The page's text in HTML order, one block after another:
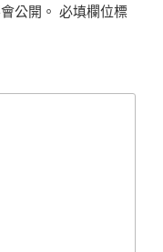
公開。 必填欄位標